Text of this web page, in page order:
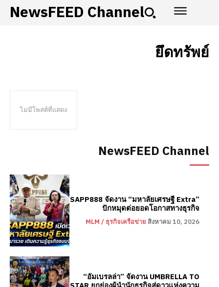
NewsFEED Channel
ยึดทรัพย์
ไม่มีโพสต์ที่แสดง
NewsFEED Channel
SAPP888 จัดงาน “มหาลัยเศรษฐี Extra”
ปักหมุดต่อยอดโอกาสทางธุรกิจ
MLM / ธุรกิจเครือข่าย สิงหาคม 10, 2026
“อัมเบรลล่า” จัดงาน UMBRELLA TO